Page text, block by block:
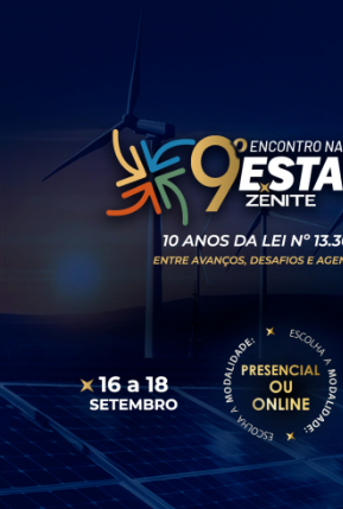
gerar o resultado mais
vantajoso para a
Administração
Publicado em 07 de agosto de 2026
por Felipe Moreira Silva
Publicidade